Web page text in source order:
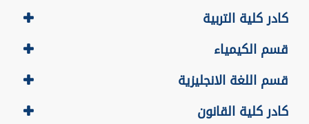
كادر كلية التربية
قسم الكيمياء
قسم اللغة الانجليزية
كادر كلية القانون